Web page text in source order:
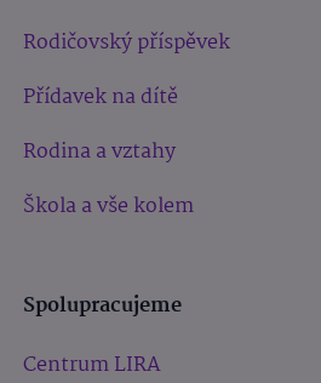
Rodičovský příspěvek
Přídavek na dítě
Rodina a vztahy
Škola a vše kolem
Spolupracujeme
Centrum LIRA